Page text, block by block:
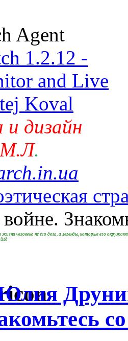
Agent
дизайн
М.Л.
войне.
человека не его дела, а легенды, которые его